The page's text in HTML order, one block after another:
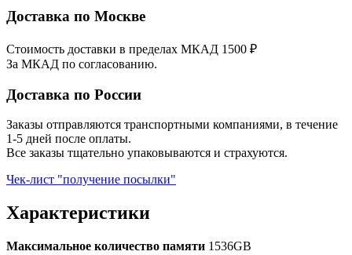
Доставка по Москве
Стоимость доставки в пределах МКАД 1500 ₽
За МКАД по согласованию.
Доставка по России
Заказы отправляются транспортными компаниями, в течение
1-5 дней после оплаты.
Все заказы тщательно упаковываются и страхуются.
Чек-лист "получение посылки"
Характеристики
Максимальное количество памяти 1536GB